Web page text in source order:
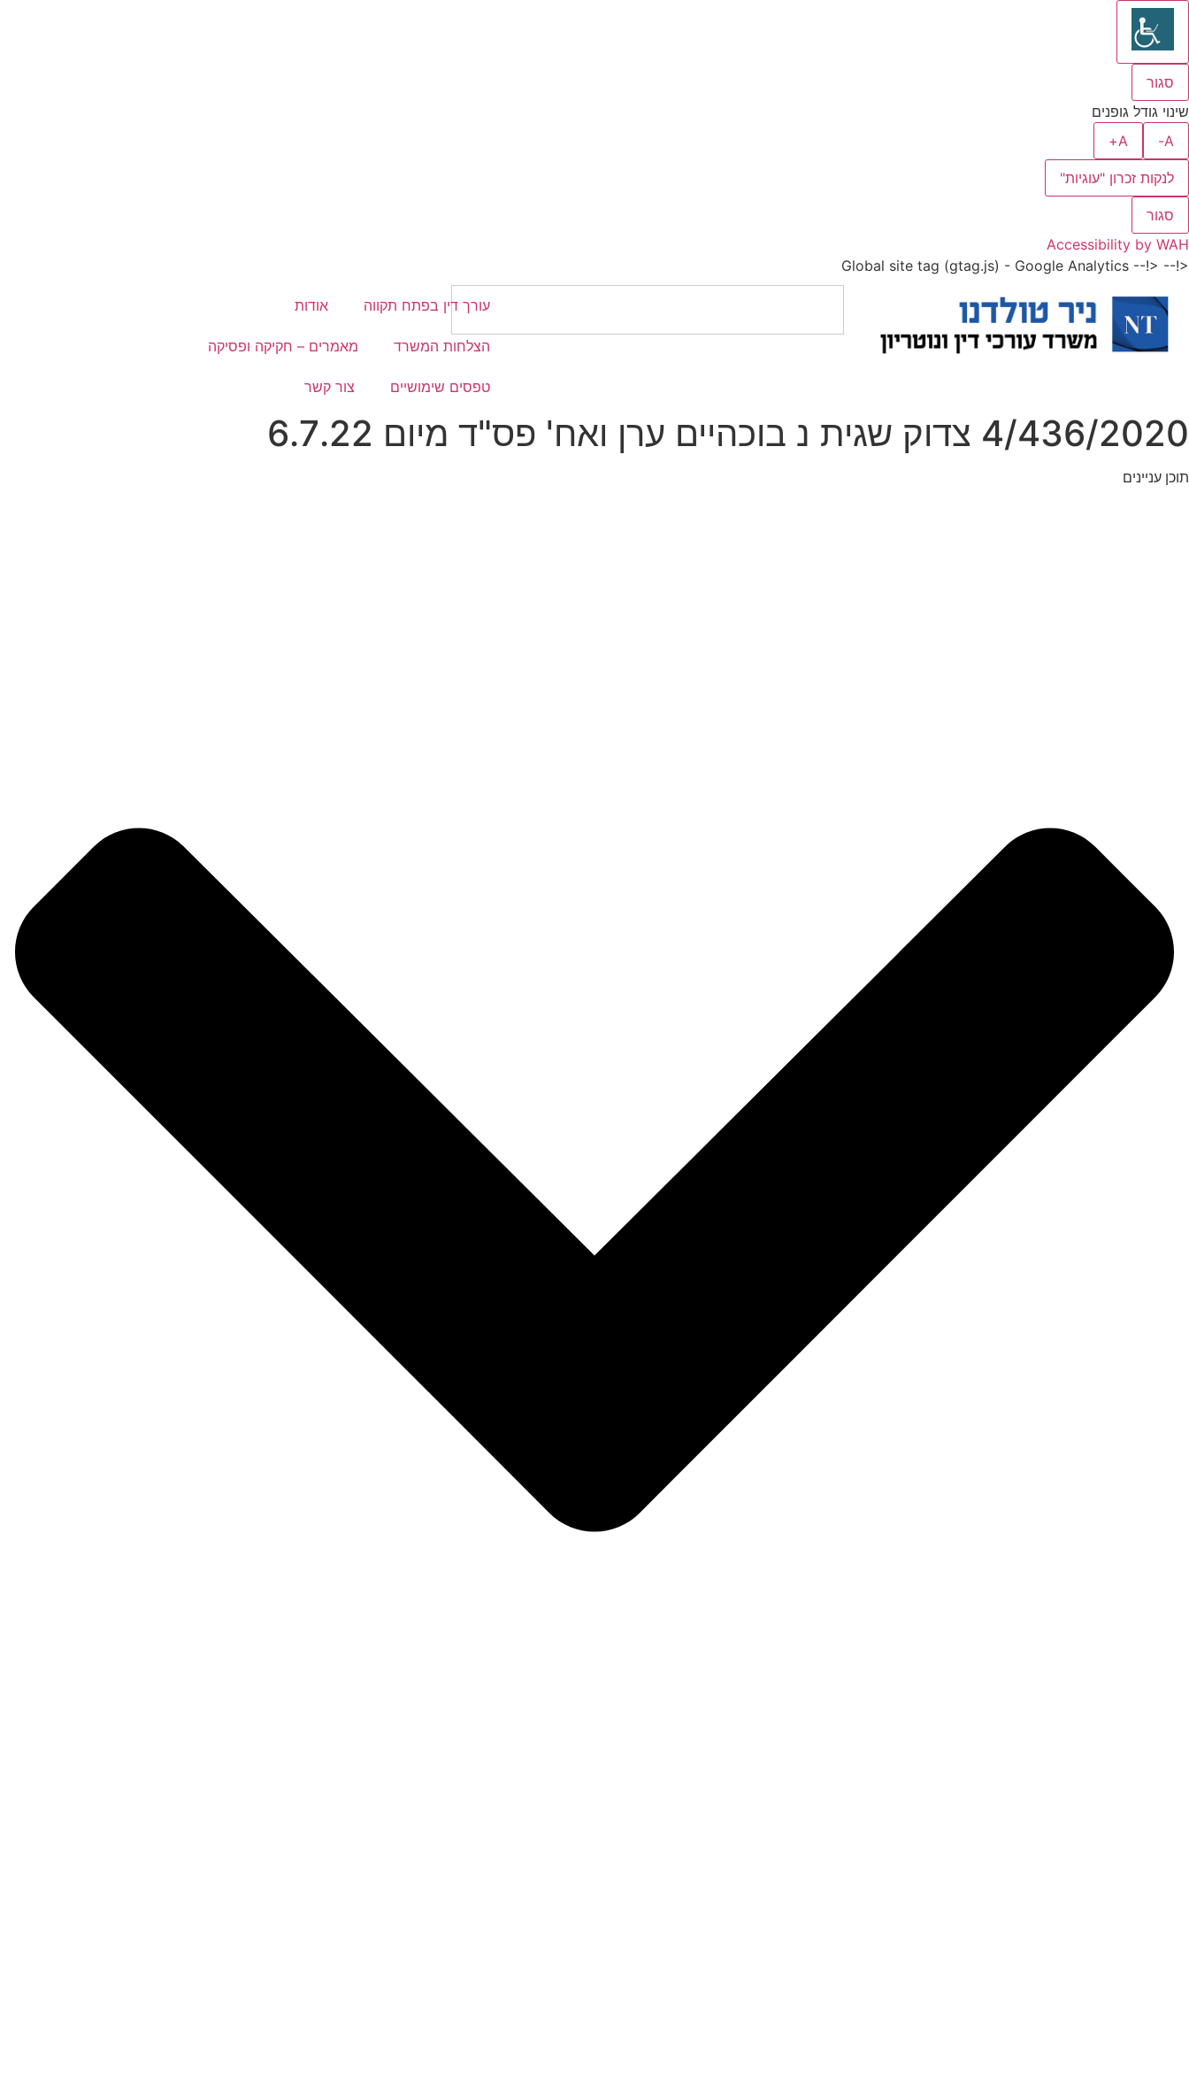
סגור
שינוי גודל גופנים
A-
A+
לנקות זכרון "עוגיות"
סגור
Accessibility by WAH
<!--
<!-- Global site tag (gtag.js) - Google Analytics
עורך דין בפתח תקווה אודות
הצלחות המשרד מאמרים – חקיקה ופסיקה
טפסים שימושיים צור קשר
4/436/2020 צדוק שגית נ בוכהיים ערן ואח' פס"ד מיום 6.7.22
תוכן עניינים